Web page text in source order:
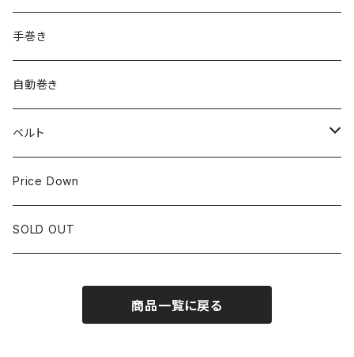
ROLEX
SEIKO
CITIZEN
~24.9mm
25mm~29.9mm
30mm~34.9mm
35mm~39.9mm
40mm~
手巻き
自動巻き
ベルト
HIRSCHベルト
SSブレスレット
Price Down
SOLD OUT
商品一覧に戻る